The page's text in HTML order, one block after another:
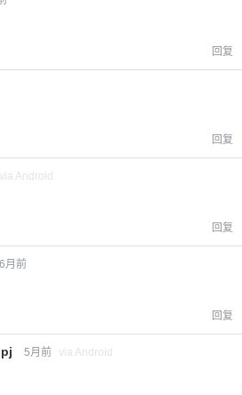
回复
回复
via Android
回复
6月前
回复
5月前 via Android